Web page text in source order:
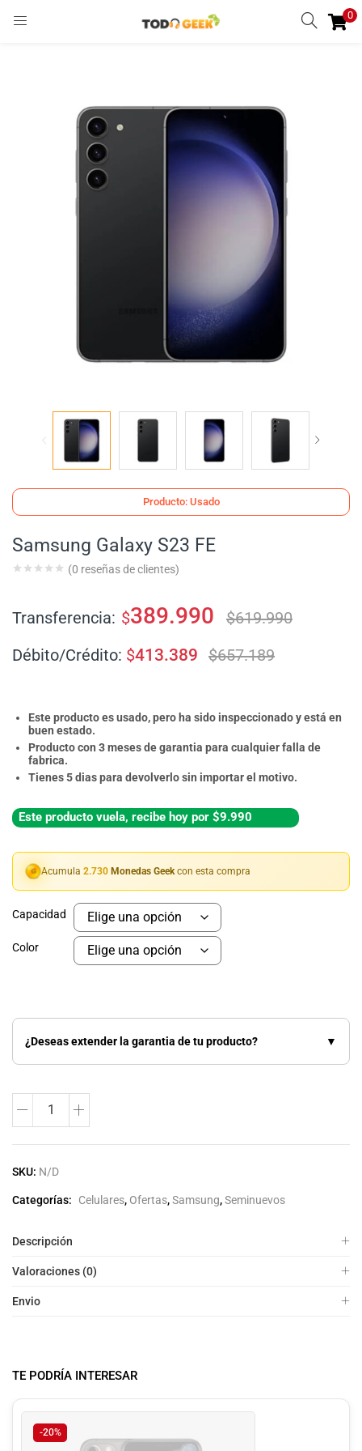
0
Producto: Usado
Samsung Galaxy S23 FE
(0 reseñas de clientes)
Transferencia: $389.990 $619.990
Débito/Crédito: $413.389 $657.189
Este producto es usado, pero ha sido inspeccionado y está en
buen estado.
Producto con 3 meses de garantia para cualquier falla de
fabrica.
Tienes 5 dias para devolverlo sin importar el motivo.
Este producto vuela, recibe hoy por $9.990
Acumula 2.730 Monedas Geek con esta compra
Capacidad
Color
¿Deseas extender la garantia de tu producto? ▼
SKU: N/D
Categorías: Celulares, Ofertas,Samsung,Seminuevos
Descripción
Valoraciones (0)
Envio
TE PODRÍA INTERESAR
-20%
REGISTRARSE
Remember me